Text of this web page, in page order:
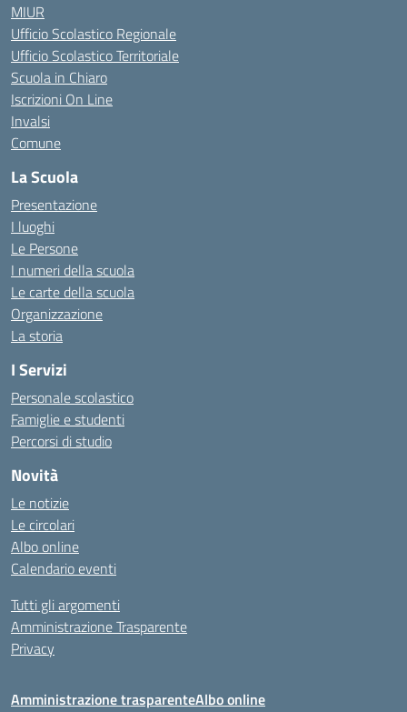
MIUR
Ufficio Scolastico Regionale
Ufficio Scolastico Territoriale
Scuola in Chiaro
Iscrizioni On Line
Invalsi
Comune
La Scuola
Presentazione
I luoghi
Le Persone
I numeri della scuola
Le carte della scuola
Organizzazione
La storia
I Servizi
Personale scolastico
Famiglie e studenti
Percorsi di studio
Novità
Le notizie
Le circolari
Albo online
Calendario eventi
Tutti gli argomenti
Amministrazione Trasparente
Privacy
Amministrazione trasparenteAlbo online